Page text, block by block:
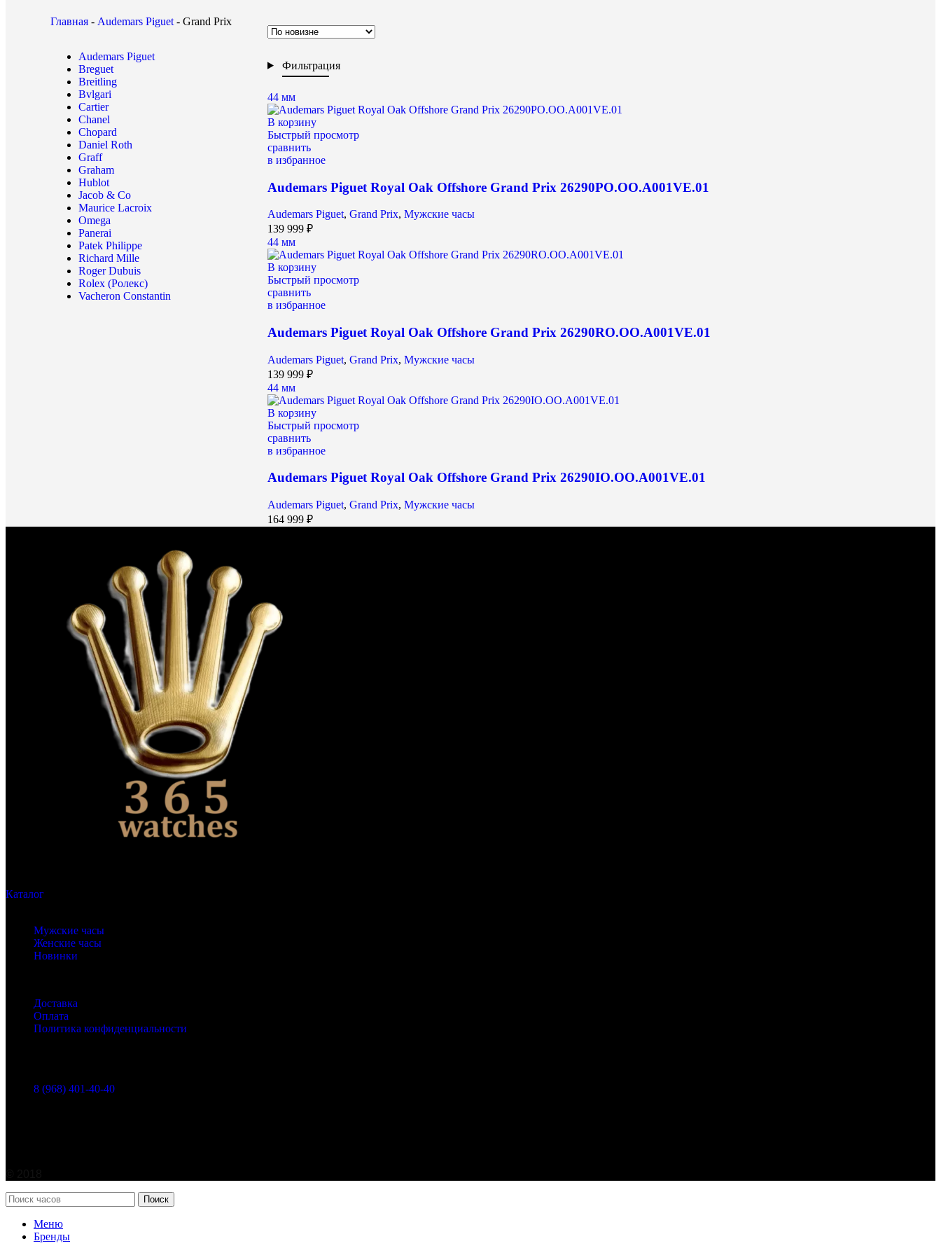
Главная - Audemars Piguet - Grand Prix
Audemars Piguet
Breguet
Breitling
Bvlgari
Cartier
Chanel
Chopard
Daniel Roth
Graff
Graham
Hublot
Jacob & Co
Maurice Lacroix
Omega
Panerai
Patek Philippe
Richard Mille
Roger Dubuis
Rolex (Ролекс)
Vacheron Constantin
Фильтрация
44 мм
В корзину
Быстрый просмотр
сравнить
в избранное
Audemars Piguet Royal Oak Offshore Grand Prix 26290PO.OO.A001VE.01
Audemars Piguet, Grand Prix, Мужские часы
139 999 ₽
44 мм
В корзину
Быстрый просмотр
сравнить
в избранное
Audemars Piguet Royal Oak Offshore Grand Prix 26290RO.OO.A001VE.01
Audemars Piguet, Grand Prix, Мужские часы
139 999 ₽
44 мм
В корзину
Быстрый просмотр
сравнить
в избранное
Audemars Piguet Royal Oak Offshore Grand Prix 26290IO.OO.A001VE.01
Audemars Piguet, Grand Prix, Мужские часы
164 999 ₽
Каталог
Мужские часы
Женские часы
Новинки
Доставка
Оплата
Политика конфиденциальности
8 (968) 401-40-40
Поиск
Меню
Бренды